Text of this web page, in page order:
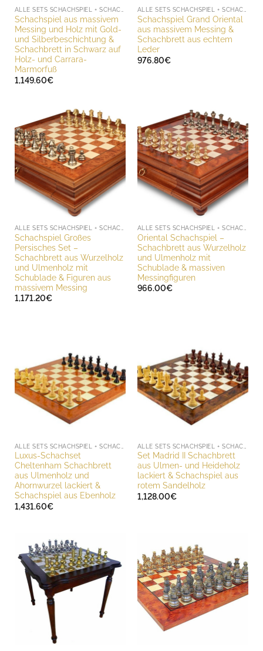
ALLE SETS SCHACHSPIEL + SCHACHBRETT
Schachspiel aus massivem
Messing und Holz mit Gold-
und Silberbeschichtung &
Schachbrett in Schwarz auf
Holz- und Carrara-
Marmorfuß
1,149.60€
ALLE SETS SCHACHSPIEL + SCHACHBRETT
Schachspiel Grand Oriental
aus massivem Messing &
Schachbrett aus echtem
Leder
976.80€
Schachspiel Großes
Persisches Set –
Schachbrett aus Wurzelholz
und Ulmenholz mit
Schublade & Figuren aus
massivem Messing
1,171.20€
Oriental Schachspiel –
Schachbrett aus Wurzelholz
und Ulmenholz mit
Schublade & massiven
Messingfiguren
966.00€
Luxus-Schachset
Cheltenham Schachbrett
aus Ulmenholz und
Ahornwurzel lackiert &
Schachspiel aus Ebenholz
1,431.60€
Set Madrid II Schachbrett
aus Ulmen- und Heideholz
lackiert & Schachspiel aus
rotem Sandelholz
1,128.00€